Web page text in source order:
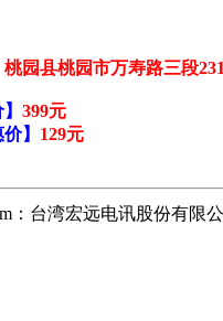
桃园县桃园市万寿路三段
399元
】 129元
：台湾宏远电讯股份有限